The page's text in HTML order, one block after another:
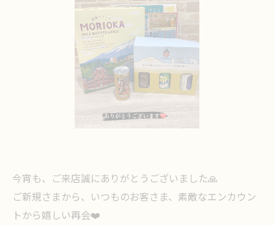
今宵も、ご来店誠にありがとうございました🙏
ご新規さまから、いつものお客さま、素敵なエンカウン
トから嬉しい再会❤️